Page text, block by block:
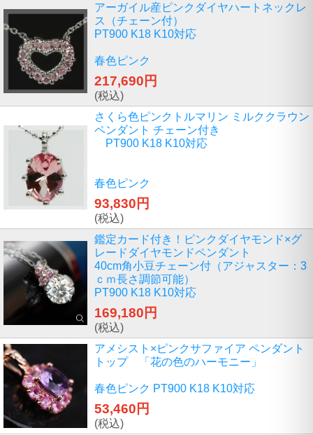
アーガイル産ピンクダイヤハートネックレ
ス（チェーン付）
PT900 K18 K10対応
春色ピンク
217,690円
(税込)
さくら色ピンクトルマリン ミルククラウン
ペンダント チェーン付き
PT900 K18 K10対応
春色ピンク
93,830円
(税込)
鑑定カード付き！ピンクダイヤモンド×グ
レードダイヤモンドペンダント
40cm角小豆チェーン付（アジャスター：3
ｃｍ長さ調節可能）
PT900 K18 K10対応
169,180円
(税込)
アメシスト×ピンクサファイア ペンダント
トップ 「花の色のハーモニー」
春色ピンク PT900 K18 K10対応
53,460円
(税込)